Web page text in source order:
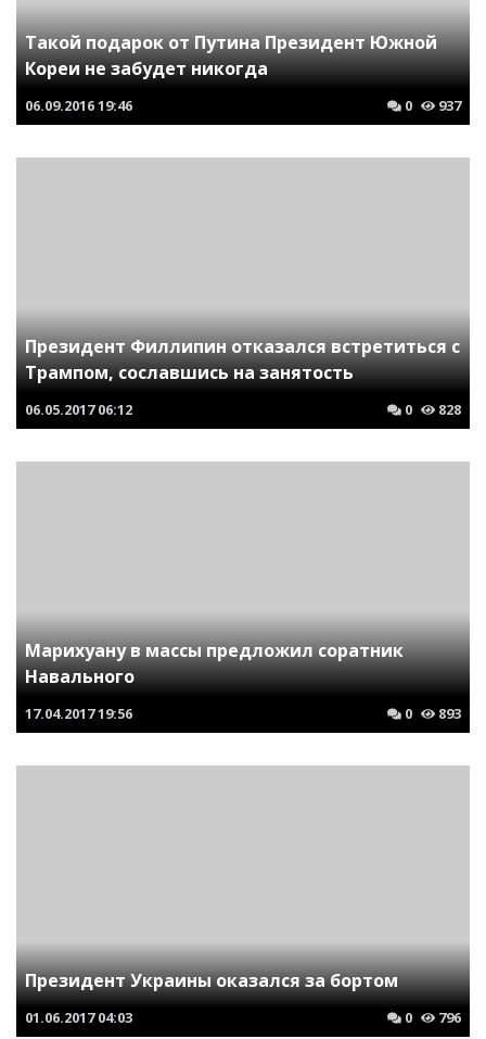
Такой подарок от Путина Президент Южной
Кореи не забудет никогда
06.09.201619:46 0 937
Президент Филлипин отказался встретиться с
Трампом, сославшись на занятость
06.05.2017 06:12 0 828
Марихуану в массы предложил соратник
Навального
17.04.201719:56 0 893
Президент Украины оказался за бортом
01.06.2017 04:03 0 796